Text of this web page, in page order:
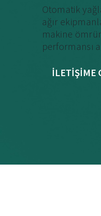
Otomatik
ağır
makine
performansı
İLETIŞIME